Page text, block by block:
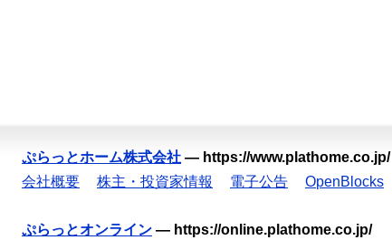
ぷらっとホーム株式会社 — https://www.plathome.co.jp/
会社概要
株主・投資家情報 電子公告 OpenBlocks
ぷらっとオンライン — https://online.plathome.co.jp/